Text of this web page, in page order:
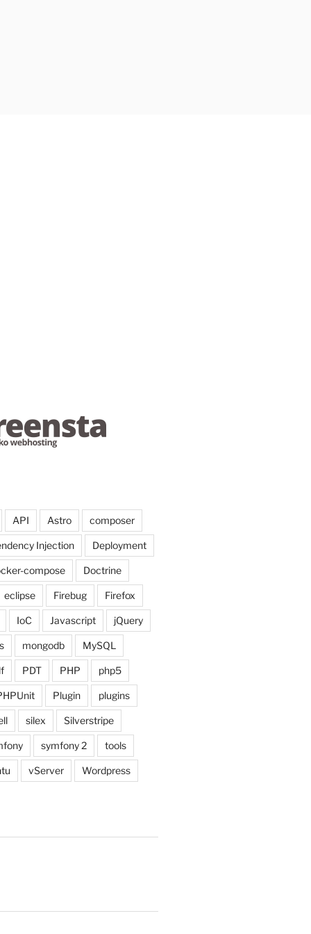
API Astro composer
Injection Deployment
compose Doctrine
eclipse Firebug Firefox
IoC Javascript jQuery
mongodb MySQL
PDT PHP php5
Plugin plugins
silex Silverstripe
symfony 2 tools
vServer Wordpress